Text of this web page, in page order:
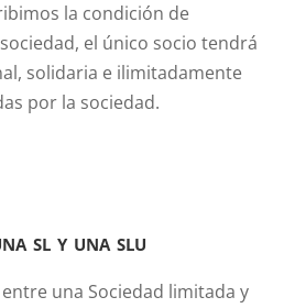
la condición de
el único socio tendrá
solidaria e ilimitadamente
por la sociedad.
sl y una slu
una Sociedad limitada y